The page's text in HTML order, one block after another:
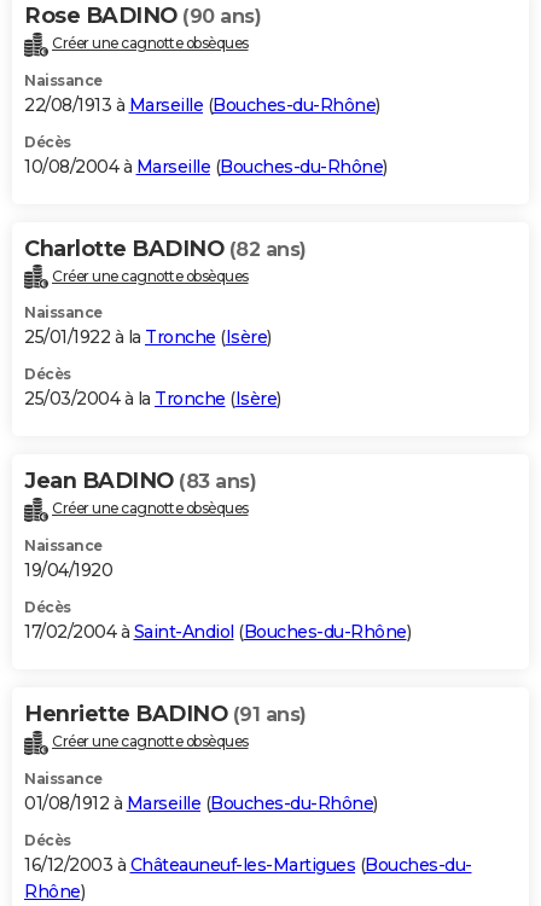
Rose BADINO (90 ans)
Créer une cagnotte obsèques
Naissance
22/08/1913 à Marseille (Bouches-du-Rhône)
Décès
10/08/2004 à Marseille (Bouches-du-Rhône)
Charlotte BADINO (82 ans)
Créer une cagnotte obsèques
Naissance
25/01/1922 à la Tronche (Isère)
Décès
25/03/2004 à la Tronche (Isère)
Jean BADINO (83 ans)
Créer une cagnotte obsèques
Naissance
19/04/1920
Décès
17/02/2004 à Saint-Andiol (Bouches-du-Rhône)
Henriette BADINO (91 ans)
Créer une cagnotte obsèques
Naissance
01/08/1912 à Marseille (Bouches-du-Rhône)
Décès
16/12/2003 à Châteauneuf-les-Martigues (Bouches-du-
Rhône)